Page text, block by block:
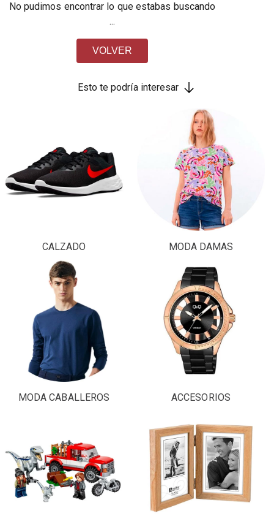
No pudimos encontrar lo que estabas buscando
...
VOLVER
Esto te podría interesar
CALZADO MODA DAMAS
MODA CABALLEROS ACCESORIOS